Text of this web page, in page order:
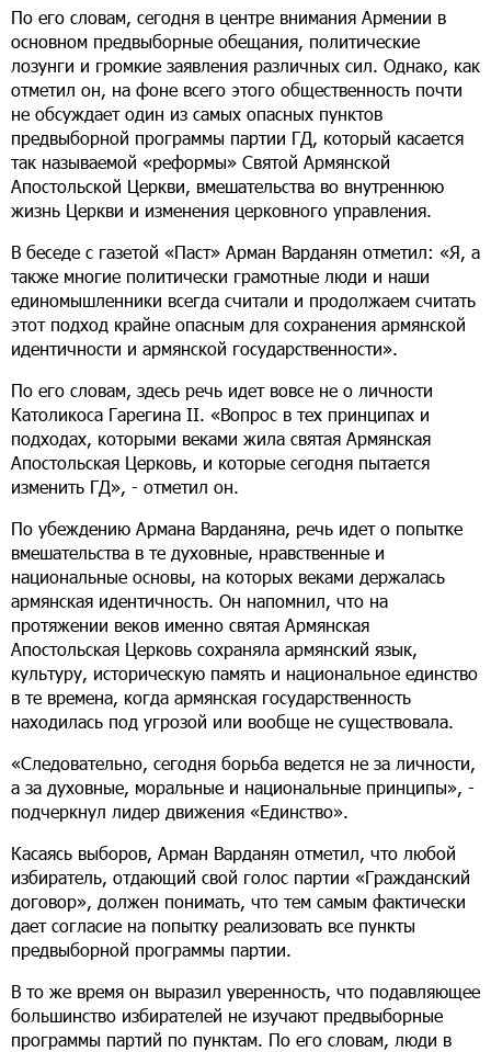
По его словам, сегодня в центре внимания Армении в
основном предвыборные обещания, политические
лозунги и громкие заявления различных сил. Однако, как
отметил он, на фоне всего этого общественность почти
не обсуждает один из самых опасных пунктов
предвыборной программы партии ГД, который касается
так называемой «реформы» Святой Армянской
Апостольской Церкви, вмешательства во внутреннюю
жизнь Церкви и изменения церковного управления.
В беседе с газетой «Паст» Арман Варданян отметил: «Я, а
также многие политически грамотные люди и наши
единомышленники всегда считали и продолжаем считать
этот подход крайне опасным для сохранения армянской
идентичности и армянской государственности».
По его словам, здесь речь идет вовсе не о личности
Католикоса Гарегина II. «Вопрос в тех принципах и
подходах, которыми веками жила святая Армянская
Апостольская Церковь, и которые сегодня пытается
изменить ГД», - отметил он.
По убеждению Армана Варданяна, речь идет о попытке
вмешательства в те духовные, нравственные и
национальные основы, на которых веками держалась
армянская идентичность. Он напомнил, что на
протяжении веков именно святая Армянская
Апостольская Церковь сохраняла армянский язык,
культуру, историческую память и национальное единство
в те времена, когда армянская государственность
находилась под угрозой или вообще не существовала.
«Следовательно, сегодня борьба ведется не за личности,
а за духовные, моральные и национальные принципы», -
подчеркнул лидер движения «Единство».
Касаясь выборов, Арман Варданян отметил, что любой
избиратель, отдающий свой голос партии «Гражданский
договор», должен понимать, что тем самым фактически
дает согласие на попытку реализовать все пункты
предвыборной программы партии.
В то же время он выразил уверенность, что подавляющее
большинство избирателей не изучают предвыборные
программы партий по пунктам. По его словам, люди в